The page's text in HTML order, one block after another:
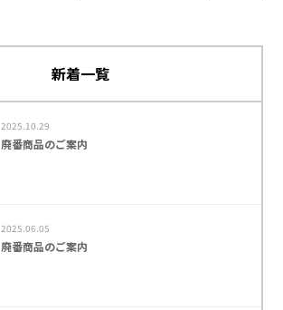
新着一覧
2025.10.29
廃番商品のご案内
2025.06.05
廃番商品のご案内